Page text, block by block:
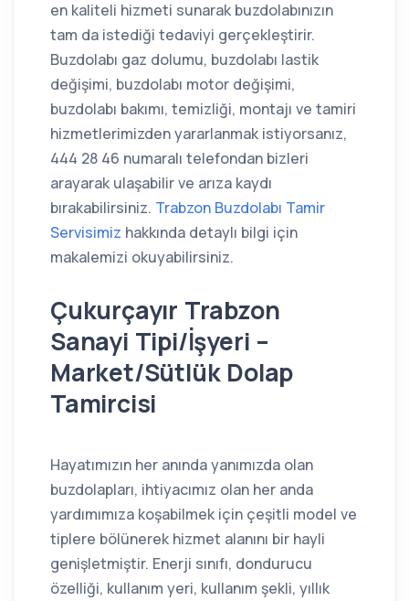
en kaliteli hizmeti sunarak buzdolabınızın
tam da istediği tedaviyi gerçekleştirir.
Buzdolabı gaz dolumu, buzdolabı lastik
değişimi, buzdolabı motor değişimi,
buzdolabı bakımı, temizliği, montajı ve tamiri
hizmetlerimizden yararlanmak istiyorsanız,
444 28 46 numaralı telefondan bizleri
arayarak ulaşabilir ve arıza kaydı
bırakabilirsiniz. Trabzon Buzdolabı Tamir
Servisimiz hakkında detaylı bilgi için
makalemizi okuyabilirsiniz.
Çukurçayır Trabzon
Sanayi Tipi/İşyeri –
Market/Sütlük Dolap
Tamircisi
Hayatımızın her anında yanımızda olan
buzdolapları, ihtiyacımız olan her anda
yardımımıza koşabilmek için çeşitli model ve
tiplere bölünerek hizmet alanını bir hayli
genişletmiştir. Enerji sınıfı, dondurucu
özelliği, kullanım yeri, kullanım şekli, yıllık